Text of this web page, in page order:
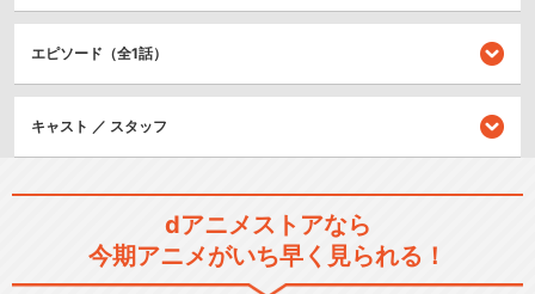
組・ラッキークローバーをリーダーに持つテロ組織、ブラッディエンジ
ェルス、さらに銭形警部と女性捜査官・エミリーのでこぼこコンビも加
わり、「オリジナルメタル」をめぐる争奪戦が始まった！
アクション/バトル
ドラマ/青春
シリーズ／関連のアニメ作品
ルパン三世 PART1
エピソード（全1話）
キャスト ／ スタッフ
dアニメストアなら
今期アニメがいち早く見られる！